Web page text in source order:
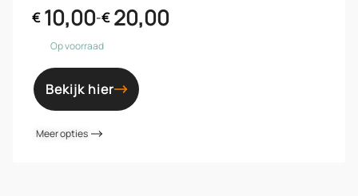
€10,00-€20,00
Op voorraad
Bekijk hier
Meer opties